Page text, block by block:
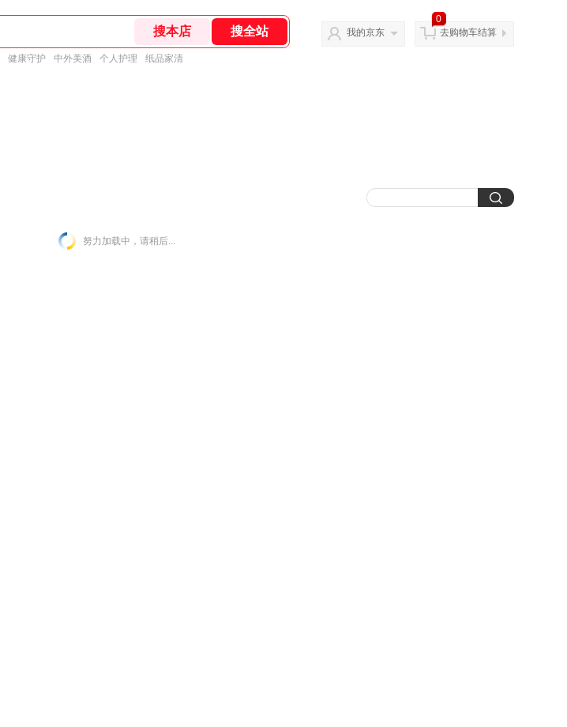
健康守护 中外美酒 个人护理 纸品家清
我的京东
0
去购物车结算
努力加载中，请稍后...